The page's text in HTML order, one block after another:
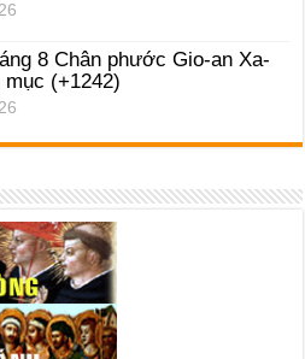
8 Chân phước Gio-an Xa-
mục (+1242)